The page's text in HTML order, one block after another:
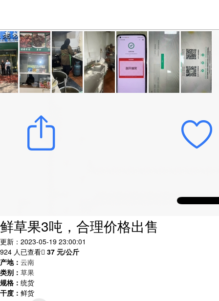
鲜草果3吨，合理价格出售
更新：2023-05-19 23:00:01
924 人已查看 37 元/公斤
产地： 云南
类别： 草果
规格： 统货
干度： 鲜货